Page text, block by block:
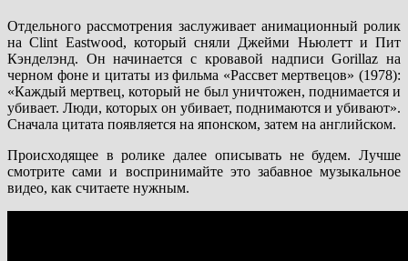
Отдельного рассмотрения заслуживает анимационный ролик
на Clint Eastwood, который сняли Джейми Ньюлетт и Пит
Кэнделэнд. Он начинается с кровавой надписи Gorillaz на
черном фоне и цитаты из фильма «Рассвет мертвецов» (1978):
«Каждый мертвец, который не был уничтожен, поднимается и
убивает. Люди, которых он убивает, поднимаются и убивают».
Сначала цитата появляется на японском, затем на английском.
Происходящее в ролике далее описывать не будем. Лучше
смотрите сами и воспринимайте это забавное музыкальное
видео, как считаете нужным.